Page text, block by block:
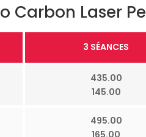
Carbon Laser
3 SÉANCES
435.00
145.00
495.00
165.00